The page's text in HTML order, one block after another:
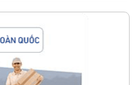
khả năng xử lý cao hơn